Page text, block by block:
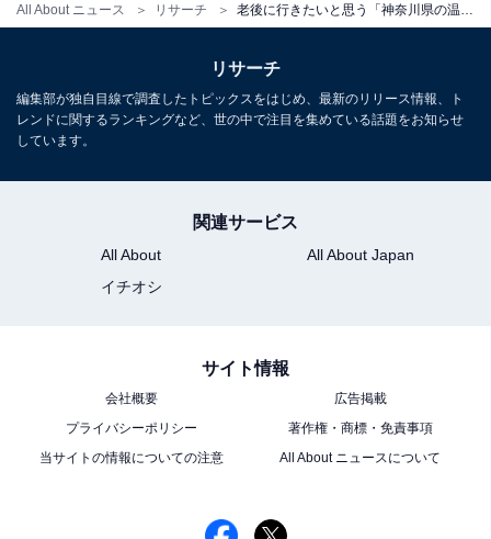
All About ニュース リサーチ
リサーチ
編集部が独自目線で調査したトピックスをはじめ、最新のリリース情報、ト
レンドに関するランキングなど、世の中で注目を集めている話題をお知らせ
しています。
関連サービス
All About
All About Japan
イチオシ
サイト情報
会社概要
広告掲載
プライバシーポリシー
著作権・商標・免責事項
当サイトの情報についての注意
All About ニュースについて